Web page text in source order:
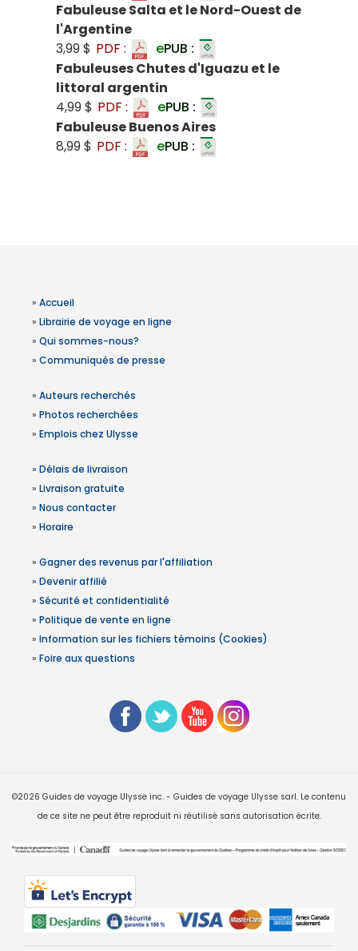
Fabuleuse Salta et le Nord-Ouest de
l'Argentine
3,99 $ PDF : ePUB :
Fabuleuses Chutes d'Iguazu et le
littoral argentin
4,99 $ PDF : ePUB :
Fabuleuse Buenos Aires
8,99 $ PDF : ePUB :
» Accueil
» Librairie de voyage en ligne
» Qui sommes-nous?
» Communiqués de presse
» Auteurs recherchés
» Photos recherchées
» Emplois chez Ulysse
» Délais de livraison
» Livraison gratuite
» Nous contacter
» Horaire
» Gagner des revenus par l'affiliation
» Devenir affilié
» Sécurité et confidentialité
» Politique de vente en ligne
» Information sur les fichiers témoins (Cookies)
» Foire aux questions
©2026 Guides de voyage Ulysse inc. - Guides de voyage Ulysse sarl. Le contenu
de ce site ne peut être reproduit ni réutilisé sans autorisation écrite.